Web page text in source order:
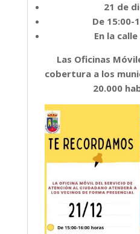
21 de
De 15:00-
En la
Las Oficinas
cobertura a los
20.000